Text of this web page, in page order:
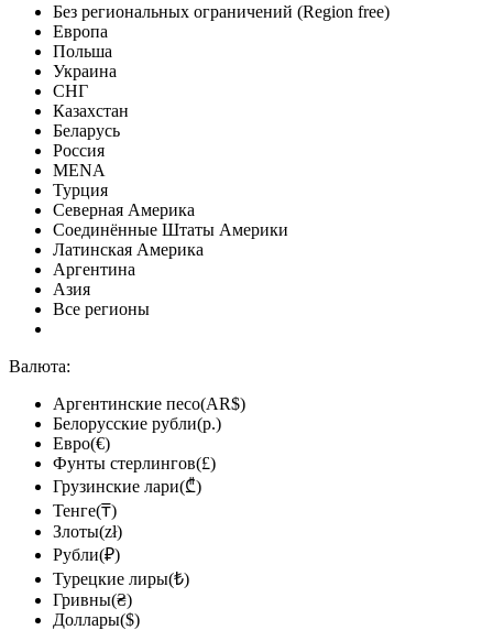
Без региональных ограничений (Region free)
Европа
Польша
Украина
СНГ
Казахстан
Беларусь
Россия
MENA
Турция
Северная Америка
Соединённые Штаты Америки
Латинская Америка
Аргентина
Азия
Все регионы
Валюта:
Аргентинские песо(AR$)
Белорусские рубли(р.)
Евро(€)
Фунты стерлингов(£)
Грузинские лари(₾)
Тенге(₸)
Злоты(zł)
Рубли(₽)
Турецкие лиры(₺)
Гривны(₴)
Доллары($)